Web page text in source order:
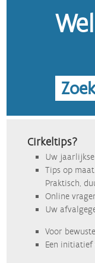
Cirkeltips?
Uw
Tips op
Praktisch,
Online
Uw
Voor
Een initiatief